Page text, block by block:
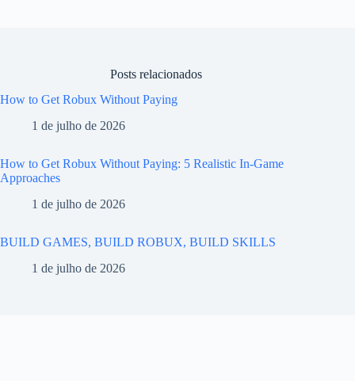
Posts relacionados
How to Get Robux Without Paying
1 de julho de 2026
How to Get Robux Without Paying: 5 Realistic In-Game
Approaches
1 de julho de 2026
BUILD GAMES, BUILD ROBUX, BUILD SKILLS
1 de julho de 2026